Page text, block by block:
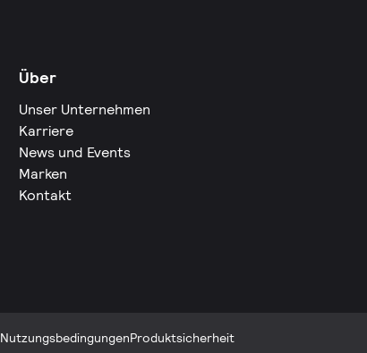
Über
Unser Unternehmen
Karriere
News und Events
Marken
Kontakt
NutzungsbedingungenProduktsicherheit